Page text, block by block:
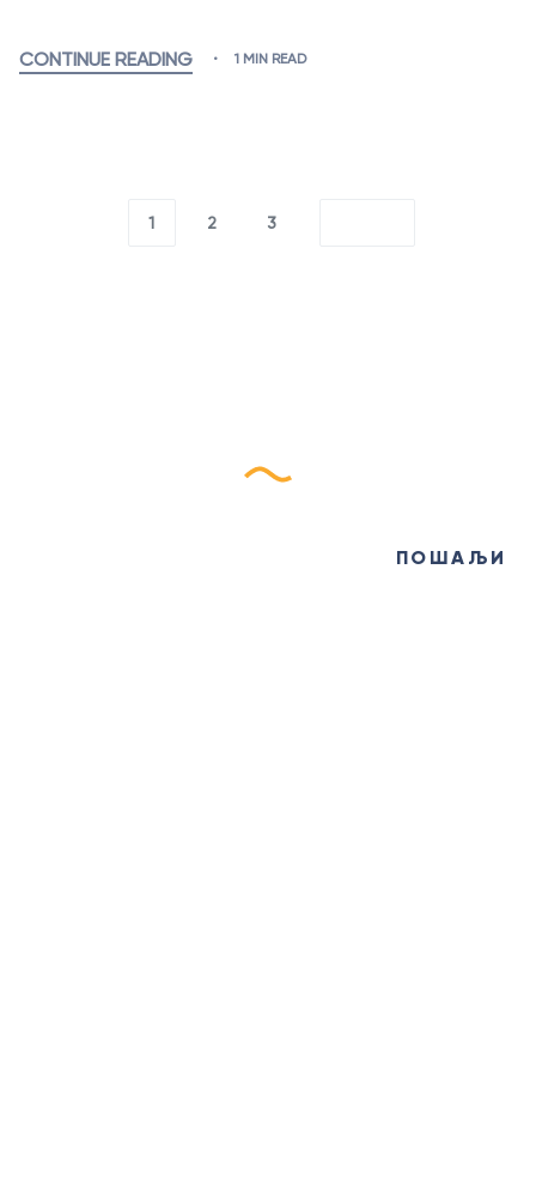
CONTINUE READING 1 MIN READ
1 2 3
ПОШАЉИ